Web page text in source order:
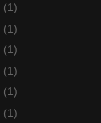
(1)
(1)
(1)
(1)
(1)
(1)